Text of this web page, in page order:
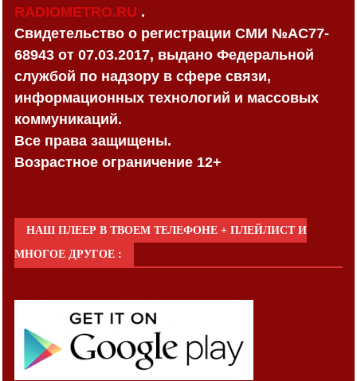
RADIOMETRO.RU .
Свидетельство о регистрации СМИ №AC77-
68943 от 07.03.2017, выдано Федеральной
службой по надзору в сфере связи,
информационных технологий и массовых
коммуникаций.
Все права защищены.
Возрастное ограничение 12+
НАШ ПЛЕЕР В ТВОЕМ ТЕЛЕФОНЕ + ПЛЕЙЛИСТ И
МНОГОЕ ДРУГОЕ :